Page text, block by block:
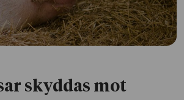
skyddas mot